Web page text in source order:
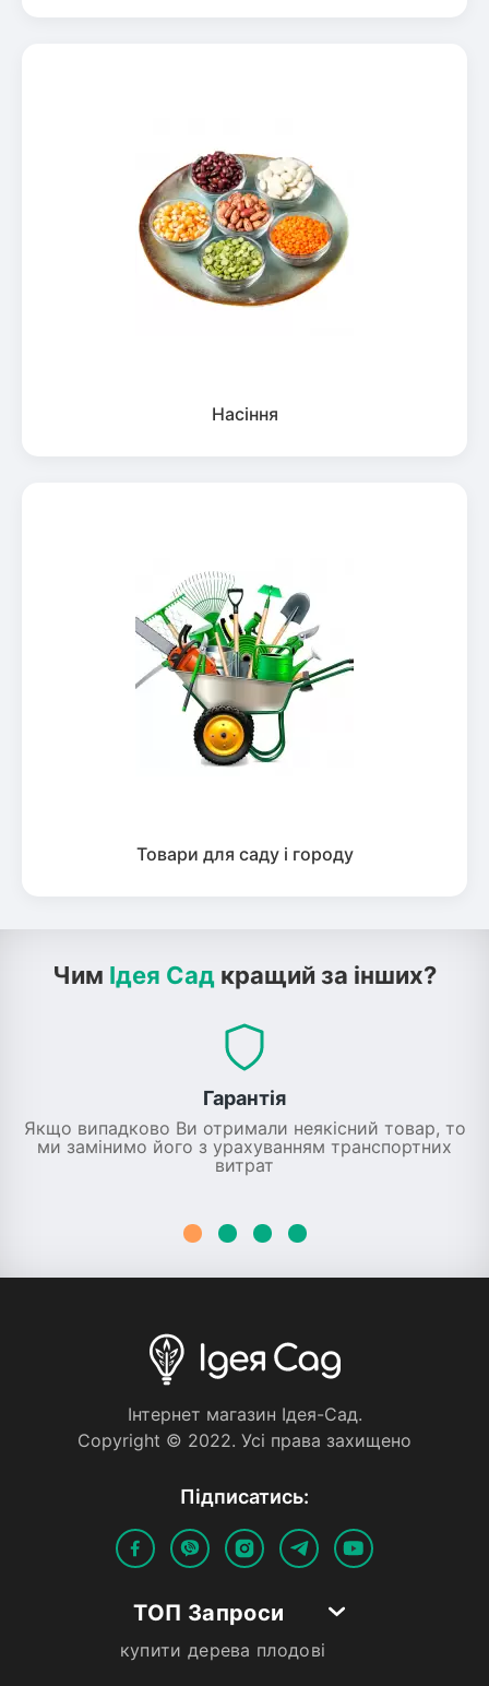
Насіння
Товари для саду і городу
Чим Ідея Сад кращий за інших?
Гарантія
Якщо випадково Ви отримали неякісний товар, то
ми замінимо його з урахуванням транспортних
витрат
Iнтернет магазин Iдея-Сад.
Copyright © 2022. Усi права захищено
Пiдписатись:
ТОП Запроси
купити дерева плодові